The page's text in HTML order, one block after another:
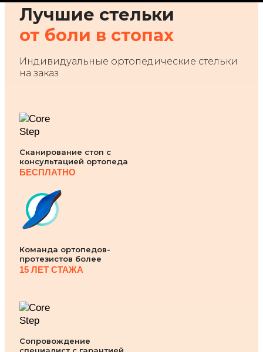
Лучшие стельки
от боли в стопах
Индивидуальные ортопедические стельки
на заказ
Cканирование стоп с
консультацией ортопеда
БЕСПЛАТНО
Команда ортопедов-
протезистов более
15 ЛЕТ СТАЖА
Сопровождение
специалист с гарантией